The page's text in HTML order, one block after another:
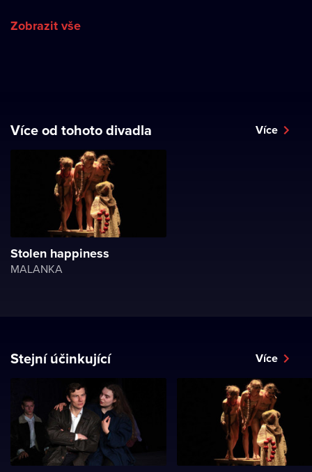
Zobrazit vše
Více od tohoto divadla Více
Stolen happiness
MALANKA
Stejní účinkující Více